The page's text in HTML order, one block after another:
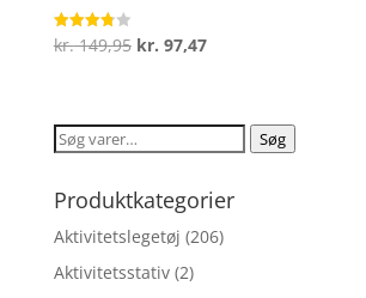
Vurderet
3.8
kr.149,95 Den
var:
kr. 149,95.
kr. 97,47Den
er:
kr. 97,47.
Søg
Søg
Produktkategorier
Aktivitetslegetøj (206)
Aktivitetsstativ (2)